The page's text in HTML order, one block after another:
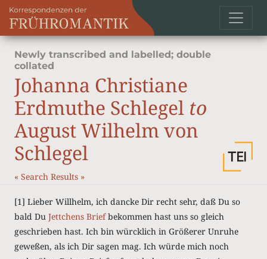
Newly transcribed and labelled; double
collated
Johanna Christiane
Erdmuthe Schlegel to
August Wilhelm von
Schlegel
« Search Results »
[1] Lieber Willhelm, ich dancke Dir recht sehr, daß Du so
bald Du Jettchens Briefbekommen hast uns so gleich
geschrieben hast. Ich bin würcklich in Größerer Unruhe
geweßen, als ich Dir sagen mag. Ich würde mich noch